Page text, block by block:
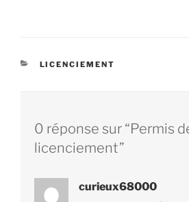
CATÉGORIES
LICENCIEMENT
0 réponse sur “Permis
licenciement”
curieux68000